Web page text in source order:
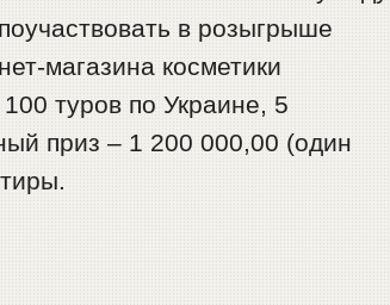
в розыгрыше
магазина косметики
туров по Украине, 5
приз – 1 200 000,00 (один